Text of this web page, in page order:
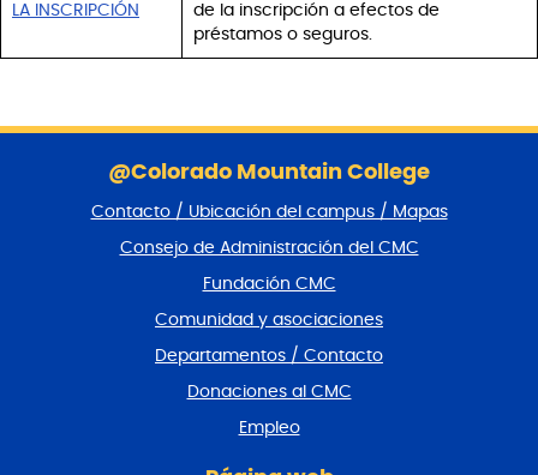
LA INSCRIPCIÓN
de la inscripción a efectos de
préstamos o seguros.
@Colorado Mountain College
Contacto / Ubicación del campus / Mapas
Consejo de Administración del CMC
Fundación CMC
Comunidad y asociaciones
Departamentos / Contacto
Donaciones al CMC
Empleo